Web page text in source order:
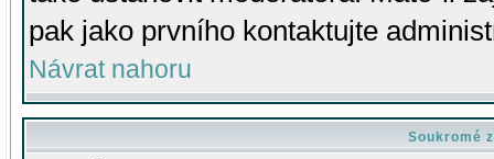
pak jako prvního kontaktujte
Návrat nahoru
Soukromé